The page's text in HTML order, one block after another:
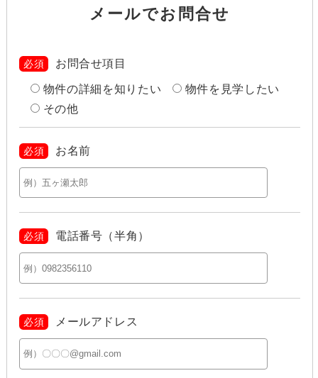
メールでお問合せ
必須 お問合せ項目
物件の詳細を知りたい
物件を見学したい
その他
必須 お名前
必須 電話番号（半角）
必須 メールアドレス